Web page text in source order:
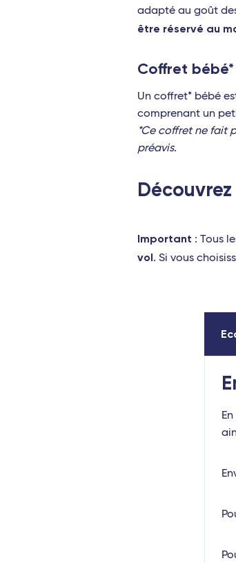
adapté au goût
être réservé au
Coffret bébé*
Un coffret* bébé
comprenant un
*Ce coffret ne fait
préavis.
Important : Tous
vol. Si vous